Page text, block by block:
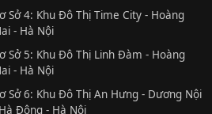
Sở 4: Khu Đô Thị Time City - Hoàng
- Hà Nội
Sở 5: Khu Đô Thị Linh Đàm - Hoàng
- Hà Nội
Sở 6: Khu Đô Thị An Hưng - Dương Nội
Đông - Hà Nội